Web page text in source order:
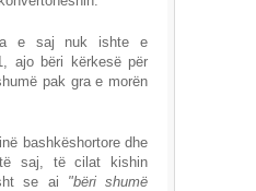
e saj nuk ishte e
ajo bëri kërkesë për
pak gra e morën
bashkëshortore dhe
saj, të cilat kishin
se ai "bëri shumë